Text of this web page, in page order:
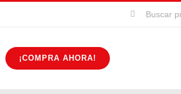
Buscar:
¡COMPRA AHORA!